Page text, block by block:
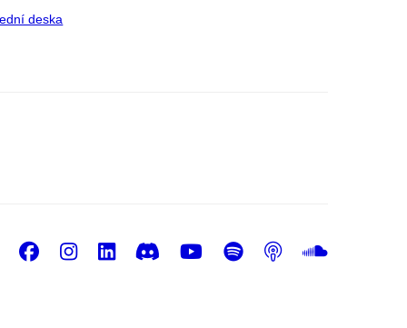
deska
Facebook
Instagram
LinkedIn
DiscordYoutube
Spotify
Podcast